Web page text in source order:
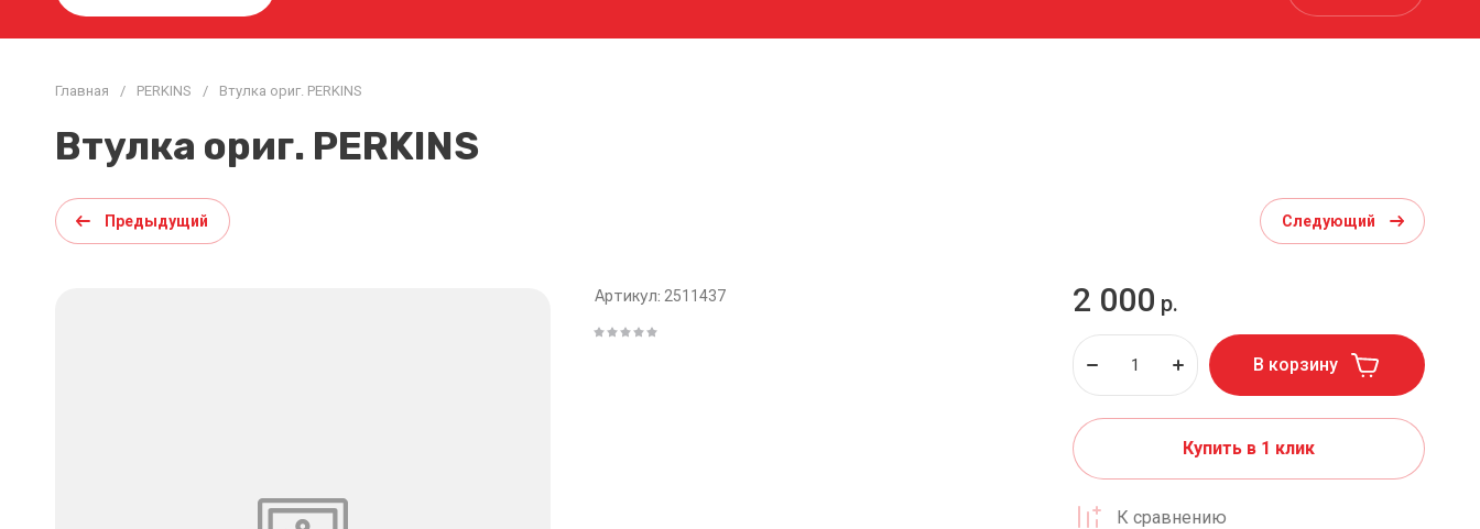
Главная / PERKINS / Втулка ориг. PERKINS
Втулка ориг. PERKINS
Предыдущий Следующий
Артикул: 2511437 2 000 р.
В корзину
Купить в 1 клик
К сравнению